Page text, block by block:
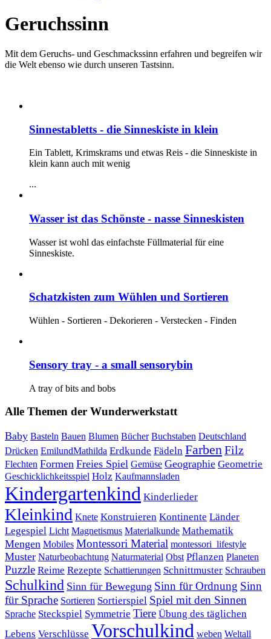
Geruchssinn
Mit dem Geruchs- und Geschmackssinn erfahren und begreifen wir
die Welt ebenso wie durch unseren Tastsinn.
Sinnestabletts - die Sinneskiste in klein
Ein Tablett, Krimskrams und etwas Reis - die Sinneskiste in
klein kann auch mit wenig
...
Wasser ist das Schönste - nasse Sinneskisten
Wasser ist wohl das einfachste Füllmaterial für eine
Sinneskiste.
Schatzkisten zum Wühlen und Sortieren
Wühlen - Sortieren - Dekorieren - Verstecken - Finden
Sensory tray - a small sensorybin
A tray of bits and bobs
Alle Themen der Wunderwerkstatt
Baby Basteln Bauen Blumen Bücher Buchstaben Deutschland
Drücken EmilundMathilda Erdkunde Fädeln FarbenFilz
Flechten Formen Freies Spiel Gemüse Geographie Geometrie
Geschicklichkeitsspiel Holz Kaufmannsladen
Kindergartenkind Kinderlieder
Kleinkind Knete Konstruieren Kontinente Länder
Legespiel Licht Magnetismus Materialkunde Mathematik
Mengen Mobiles Montessori Material montessori_lifestyle
Muster Naturbeobachtung Naturmaterial Obst Pflanzen Planeten
Puzzle Reime Rezepte Schattierungen Schnittmuster Schrauben
Schulkind Sinn für Bewegung Sinn für Ordnung Sinn
für Sprache Sortieren Sortierspiel Spiel mit den Sinnen
Sprache Steckspiel Symmetrie Tiere Übung des täglichen
Lebens Verschlüsse Vorschulkind weben Weltall